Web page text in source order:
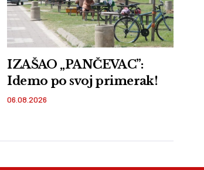
IZAŠAO „PANČEVAC”:
Idemo po svoj primerak!
06.08.2026